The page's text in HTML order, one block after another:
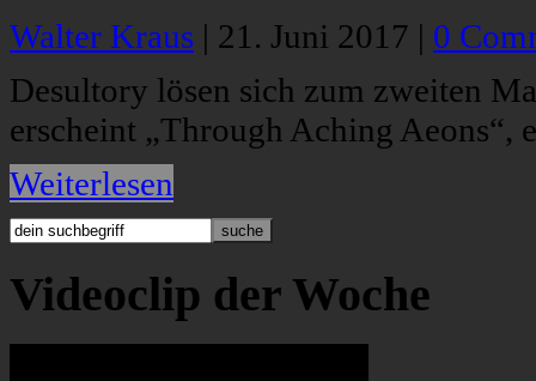
Walter Kraus | 21. Juni 2017 | 0
Desultory lösen sich zum zweiten
erscheint „Through Aching Aeons“,
Weiterlesen
Videoclip der Woche